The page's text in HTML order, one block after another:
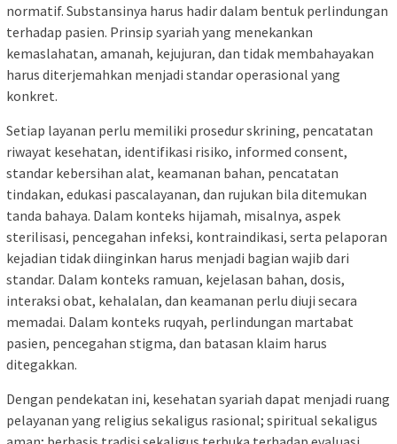
normatif. Substansinya harus hadir dalam bentuk perlindungan
terhadap pasien. Prinsip syariah yang menekankan
kemaslahatan, amanah, kejujuran, dan tidak membahayakan
harus diterjemahkan menjadi standar operasional yang
konkret.
Setiap layanan perlu memiliki prosedur skrining, pencatatan
riwayat kesehatan, identifikasi risiko, informed consent,
standar kebersihan alat, keamanan bahan, pencatatan
tindakan, edukasi pascalayanan, dan rujukan bila ditemukan
tanda bahaya. Dalam konteks hijamah, misalnya, aspek
sterilisasi, pencegahan infeksi, kontraindikasi, serta pelaporan
kejadian tidak diinginkan harus menjadi bagian wajib dari
standar. Dalam konteks ramuan, kejelasan bahan, dosis,
interaksi obat, kehalalan, dan keamanan perlu diuji secara
memadai. Dalam konteks ruqyah, perlindungan martabat
pasien, pencegahan stigma, dan batasan klaim harus
ditegakkan.
Dengan pendekatan ini, kesehatan syariah dapat menjadi ruang
pelayanan yang religius sekaligus rasional; spiritual sekaligus